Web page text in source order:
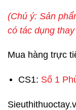
(Chú ý: Sản
có tác dụng
Mua hàng trực
CS1: Số 1